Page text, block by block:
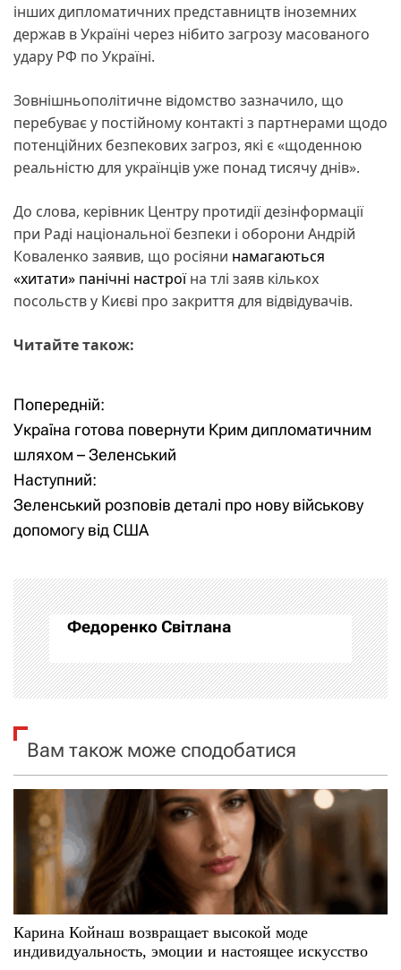
інших дипломатичних представництв іноземних
держав в Україні через нібито загрозу масованого
удару РФ по Україні.
Зовнішньополітичне відомство зазначило, що
перебуває у постійному контакті з партнерами щодо
потенційних безпекових загроз, які є «щоденною
реальністю для українців уже понад тисячу днів».
До слова, керівник Центру протидії дезінформації
при Раді національної безпеки і оборони Андрій
Коваленко заявив, що росіяни намагаються
«хитати» панічні настроїна тлі заяв кількох
посольств у Києві про закриття для відвідувачів.
Читайте також:
Н
а
в
і
а
ц
і
а
п
с
і
Попередній:
Україна готова повернути Крим дипломатичним
шляхом – Зеленський
Наступний:
Зеленський розповів деталі про нову військову
допомогу від США
Федоренко Світлана
Вам також може сподобатися
Карина Койнаш возвращает высокой моде
индивидуальность, эмоции и настоящее искусство